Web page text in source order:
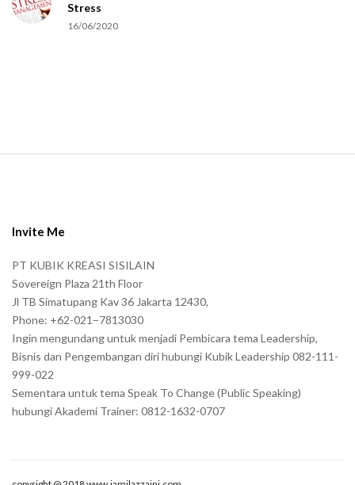
Stress
16/06/2020
Invite Me
PT KUBIK KREASI SISILAIN
Sovereign Plaza 21th Floor
Jl TB Simatupang Kav 36 Jakarta 12430,
Phone: +62-021–7813030
Ingin mengundang untuk menjadi Pembicara tema Leadership,
Bisnis dan Pengembangan diri hubungi Kubik Leadership 082-111-
999-022
Sementara untuk tema Speak To Change (Public Speaking)
hubungi Akademi Trainer: 0812-1632-0707